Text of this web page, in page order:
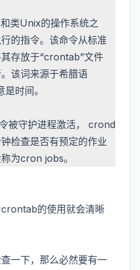
类Unix的操作系统之
的指令。该命令从标准
存放于“crontab”文件
该词来源于希腊语
时间。
被守护进程激活， crond
检查是否有预定的作业
为cron jobs。
的使用就会清晰
一下，那么必然要有一